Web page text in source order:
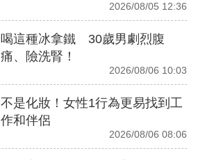
2026/08/05 12:36
喝這種冰拿鐵 30歲男劇烈腹
痛、險洗腎！
2026/08/06 10:03
不是化妝！女性1行為更易找到工
作和伴侶
2026/08/06 08:06